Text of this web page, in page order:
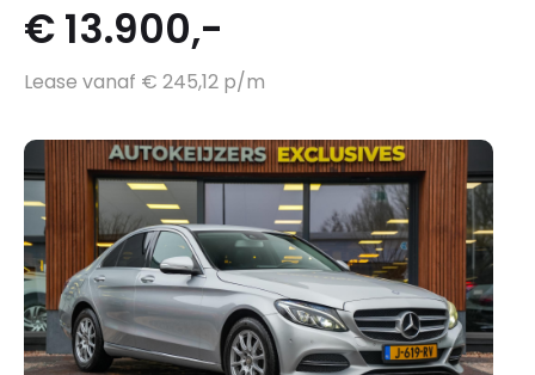
€ 13.900,-
Lease vanaf € 245,12 p/m